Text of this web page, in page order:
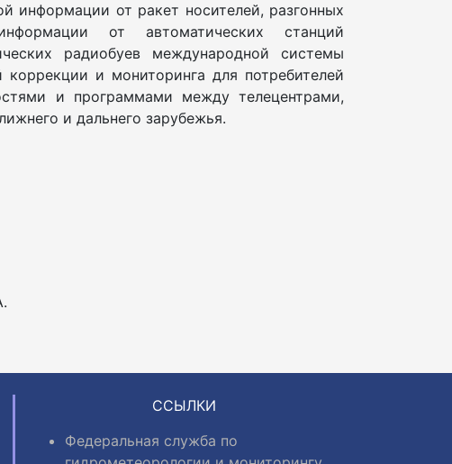
информации от ракет носителей, разгонных
от автоматических станций
радиобуев международной системы
и мониторинга для потребителей
и программами между телецентрами,
и дальнего зарубежья.
ССЫЛКИ
Федеральная служба по